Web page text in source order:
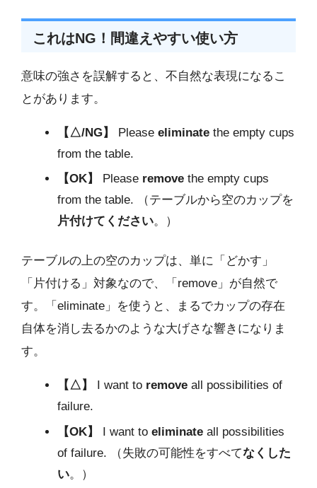
これはNG！間違えやすい使い方
意味の強さを誤解すると、不自然な表現になるこ
とがあります。
【△/NG】 Please eliminate the empty cups
from the table.
【OK】
Please remove the empty cups
from the table. （テーブルから空のカップを
片付けてください。）
テーブルの上の空のカップは、単に「どかす」
「片付ける」対象なので、「remove」が自然で
す。「eliminate」を使うと、まるでカップの存在
自体を消し去るかのような大げさな響きになりま
す。
【△】 I want to remove all possibilities of
failure.
【OK】
I want to eliminate all possibilities
of failure. （失敗の可能性をすべてなくした
い。）